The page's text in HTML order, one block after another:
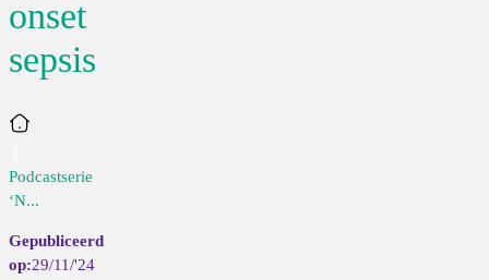
onset
sepsis
Home
Podcastserie
‘N...
29/11/'24